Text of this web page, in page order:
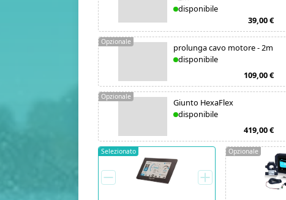
disponibile
39,00 €
prolunga cavo motore - 2m
disponibile
109,00 €
Opzionale
Giunto HexaFlex
disponibile
419,00 €
Opzionale
Selezionato Opzionale